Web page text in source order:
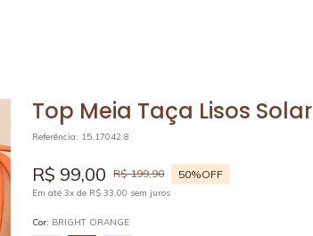
Top Meia Taça Lisos Solar
Referência: 15.17042.8
R$ 99,00 R$ 199,90 50%OFF
Em até3x de R$ 33,00 sem juros
Cor: BRIGHT ORANGE